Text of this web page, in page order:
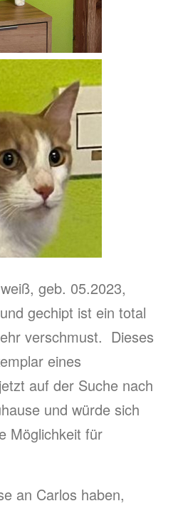
geb. 05.2023,
gechipt ist ein total
verschmust. Dieses
eines
auf der Suche nach
und würde sich
Möglichkeit für
an Carlos haben,